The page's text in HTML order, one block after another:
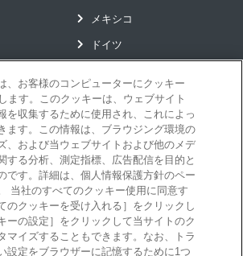
メキシコ
ドイツ
ューション
ンツ
購読
、お客様のコンピューターにクッキー
ます。このクッキーは、ウェブサイト
を収集するために使用され、これによっ
ます。この情報は、ブラウジング環境の
、および当ウェブサイトおよび他のメデ
する分析、測定指標、広告配信を目的と
です。詳細は、個人情報保護方針のペー
当社のすべてのクッキー使用に同意す
のクッキーを受け入れる］をクリックし
ーの設定］をクリックして当サイトのク
マイズすることもできます。なお、トラ
設定をブラウザーに記憶するために1つ